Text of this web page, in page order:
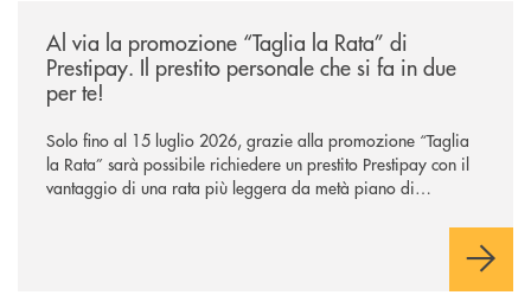
Al via la promozione “Taglia la Rata” di
Prestipay. Il prestito personale che si fa in due
per te!
Solo fino al 15 luglio 2026, grazie alla promozione “Taglia
la Rata” sarà possibile richiedere un prestito Prestipay con il
vantaggio di una rata più leggera da metà piano di